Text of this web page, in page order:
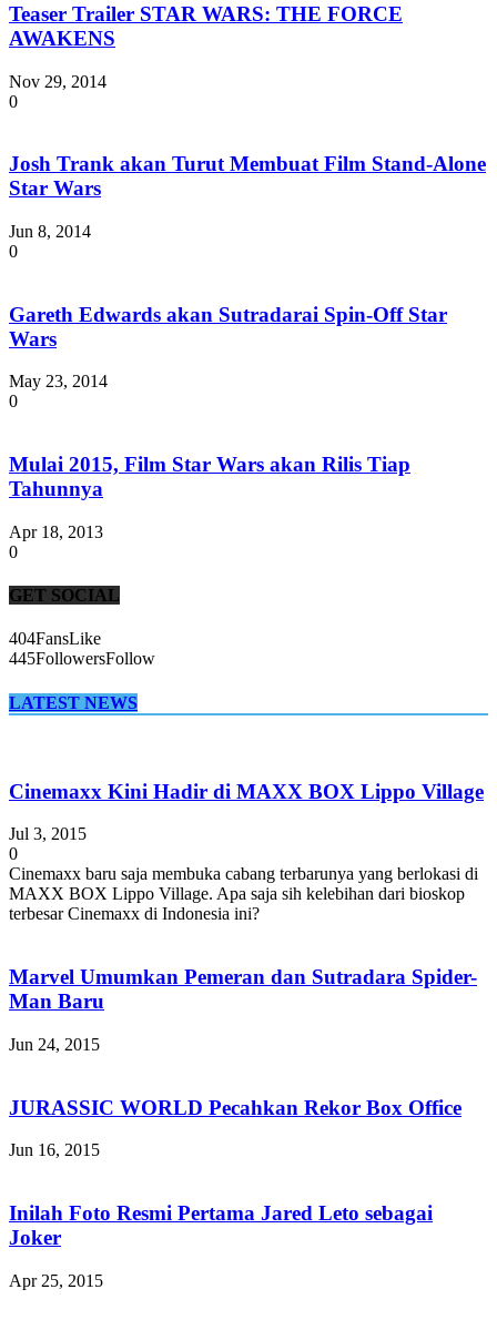
Teaser Trailer STAR WARS: THE FORCE
AWAKENS
Nov 29, 2014
0
Josh Trank akan Turut Membuat Film Stand-Alone
Star Wars
Jun 8, 2014
0
Gareth Edwards akan Sutradarai Spin-Off Star
Wars
May 23, 2014
0
Mulai 2015, Film Star Wars akan Rilis Tiap
Tahunnya
Apr 18, 2013
0
GET SOCIAL
404FansLike
445FollowersFollow
LATEST NEWS
Cinemaxx Kini Hadir di MAXX BOX Lippo Village
Jul 3, 2015
0
Cinemaxx baru saja membuka cabang terbarunya yang berlokasi di
MAXX BOX Lippo Village. Apa saja sih kelebihan dari bioskop
terbesar Cinemaxx di Indonesia ini?
Marvel Umumkan Pemeran dan Sutradara Spider-
Man Baru
Jun 24, 2015
JURASSIC WORLD Pecahkan Rekor Box Office
Jun 16, 2015
Inilah Foto Resmi Pertama Jared Leto sebagai
Joker
Apr 25, 2015